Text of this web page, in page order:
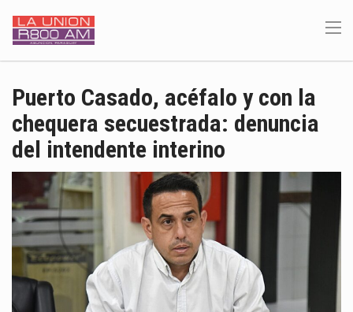
Puerto Casado, acéfalo y con la
chequera secuestrada: denuncia
del intendente interino